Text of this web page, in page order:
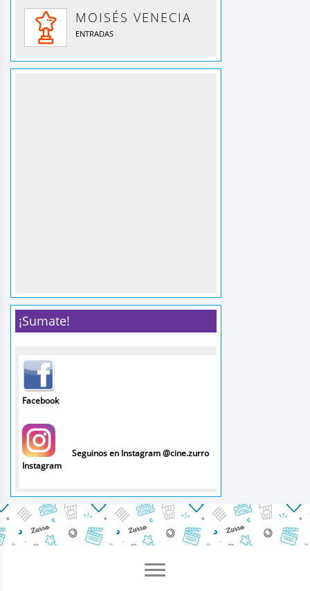
MOISÉS VENECIA
ENTRADAS
¡Sumate!
Facebook
Instagram
Seguinos en Instagram @cine.zurro